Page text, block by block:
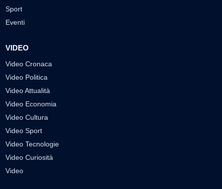
Sport
Eventi
VIDEO
Video Cronaca
Video Politica
Video Attualità
Video Economia
Video Cultura
Video Sport
Video Tecnologie
Video Curiosità
Video